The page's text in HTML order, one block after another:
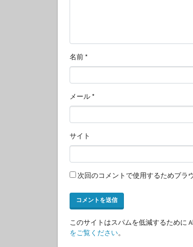
名前 *
メール *
サイト
次回のコメントで使用するためブラ
このサイトはスパムを低減するために
をご覧ください。